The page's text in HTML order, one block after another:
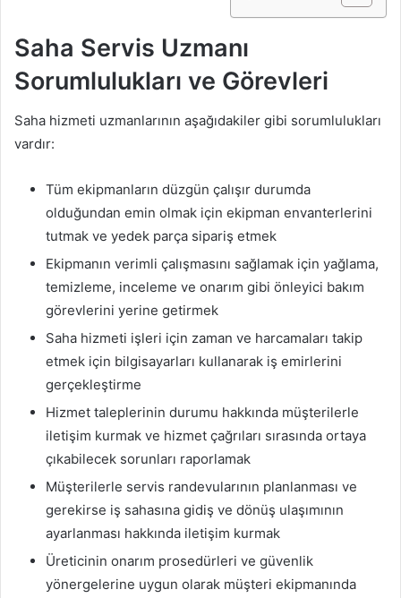
Saha Servis Uzmanı
Sorumlulukları ve Görevleri
Saha hizmeti uzmanlarının aşağıdakiler gibi sorumlulukları
vardır:
Tüm ekipmanların düzgün çalışır durumda
olduğundan emin olmak için ekipman envanterlerini
tutmak ve yedek parça sipariş etmek
Ekipmanın verimli çalışmasını sağlamak için yağlama,
temizleme, inceleme ve onarım gibi önleyici bakım
görevlerini yerine getirmek
Saha hizmeti işleri için zaman ve harcamaları takip
etmek için bilgisayarları kullanarak iş emirlerini
gerçekleştirme
Hizmet taleplerinin durumu hakkında müşterilerle
iletişim kurmak ve hizmet çağrıları sırasında ortaya
çıkabilecek sorunları raporlamak
Müşterilerle servis randevularının planlanması ve
gerekirse iş sahasına gidiş ve dönüş ulaşımının
ayarlanması hakkında iletişim kurmak
Üreticinin onarım prosedürleri ve güvenlik
yönergelerine uygun olarak müşteri ekipmanında